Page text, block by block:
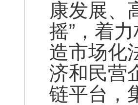
康发展、
摇”，着
造市场化
济和民营
链平台，